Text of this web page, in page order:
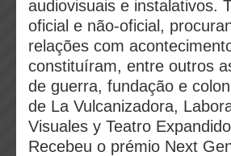
audiovisuais e instalativos.
oficial e não-oficial,
relações com
constituíram, entre outros
de guerra, fundação e
de La Vulcanizadora,
Visuales y Teatro
Recebeu o prémio Next